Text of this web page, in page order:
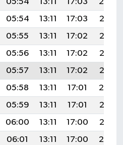
05:54 13:11 17:03
20:19
05:54 13:11 17:03
20:18
05:55 13:11 17:02
20:17
05:56 13:11 17:02
20:16
05:57 13:11 17:02
20:15
05:58 13:11 17:01
20:14
05:59 13:11 17:01
20:13
06:00 13:11 17:00
20:12
06:01 13:11 17:00
20:10